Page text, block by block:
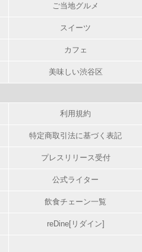
ご当地グルメ
スイーツ
カフェ
美味しい渋谷区
利用規約
特定商取引法に基づく表記
プレスリリース受付
公式ライター
飲食チェーン一覧
reDine[リダイン]